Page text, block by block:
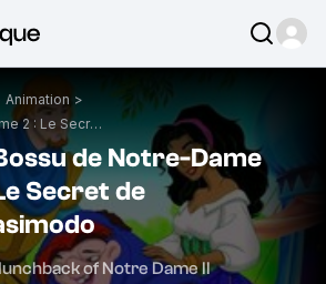
Animation >
Le Bossu de Notre-Dame 2 : Le Secret de Quasimodo
de Notre-Dame
Secret de
of Notre Dame II